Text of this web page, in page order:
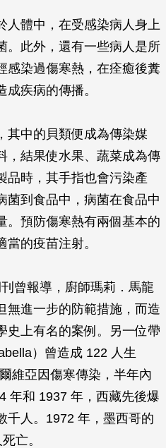
人體中，在受感染病人身上
。此外，還有一些病人是所
感染過傷寒熱，在痊癒後糞
疾病的傳播。
其中的貝類便成為傳染媒
，結果使水果、蔬菜成為傳
品時，其手指也會污染產
菌到食品中，病菌在食品中
。預防傷寒熱有兩個基本的
的疫苗注射。
曾報導，廚師瑪莉．馬龍
無進一步的防範措施，而造
史上有名的案例。另一位帶
）曾造成 122 人生
維亞因傷寒傳染，半年內
年和 1937 年，西藏先後爆
千人。1972 年，墨西哥的
亡。